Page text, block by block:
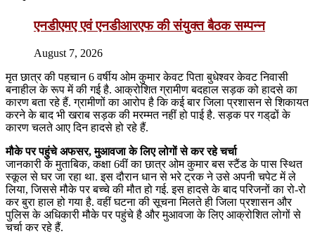
एनडीएमए एवं एनडीआरएफ की संयुक्त बैठक सम्पन्न
August 7, 2026
मृत छात्र की पहचान 6 वर्षीय ओम कुमार केवट पिता बुधेश्वर केवट निवासी
बनाहील के रूप में की गई है. आक्रोशित ग्रामीण बदहाल सड़क को हादसे का
कारण बता रहे हैं. ग्रामीणों का आरोप है कि कई बार जिला प्रशासन से शिकायत
करने के बाद भी खराब सड़क की मरम्मत नहीं हो पाई है. सड़क पर गड्‌ढों के
कारण चलते आए दिन हादसे हो रहे हैं.
मौके पर पहुंचे अफसर, मुआवजा के लिए लोगों से कर रहे चर्चा
जानकारी के मुताबिक, कक्षा 6वीं का छात्र ओम कुमार बस स्टैंड के पास स्थित
स्कूल से घर जा रहा था. इस दौरान धान से भरे ट्रक ने उसे अपनी चपेट में ले
लिया, जिससे मौके पर बच्चे की मौत हो गई. इस हादसे के बाद परिजनों का रो-रो
कर बुरा हाल हो गया है. वहीं घटना की सूचना मिलते ही जिला प्रशासन और
पुलिस के अधिकारी मौके पर पहुंचे है और मुआवजा के लिए आक्रोशित लोगों से
चर्चा कर रहे हैं.